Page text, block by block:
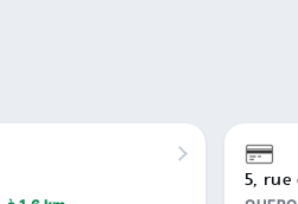
5, rue